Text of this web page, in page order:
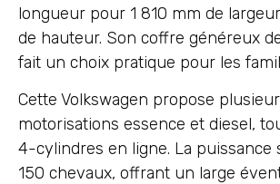
longueur pour 1 810 mm de
de hauteur. Son coffre généreux
fait un choix pratique pour les
Cette Volkswagen propose
motorisations essence et diesel,
4-cylindres en ligne. La puissance
150 chevaux, offrant un large